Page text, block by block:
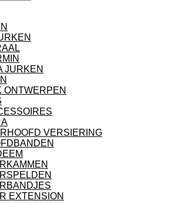
JURKEN
ONTWERPEN
VERSIERING
EXTENSION